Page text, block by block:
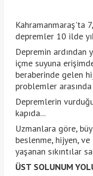
Kahramanmaraş'ta
depremler 10 ilde
Depremin ardından
içme suyuna
beraberinde gelen
problemler
Depremlerin
kapıda...
Uzmanlara göre,
beslenme, hijyen,
yaşanan sıkıntılar
ÜST SOLUNUM